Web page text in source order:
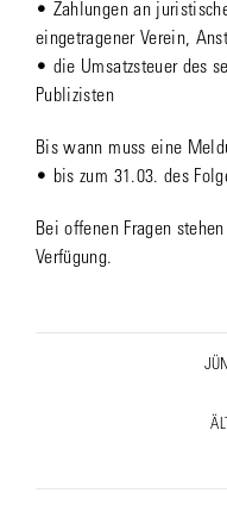
• Zahlungen an
eingetragener Verein,
• die Umsatzsteuer des
Publizisten
Bis wann muss eine
• bis zum 31.03. des
Bei offenen Fragen
Verfügung.